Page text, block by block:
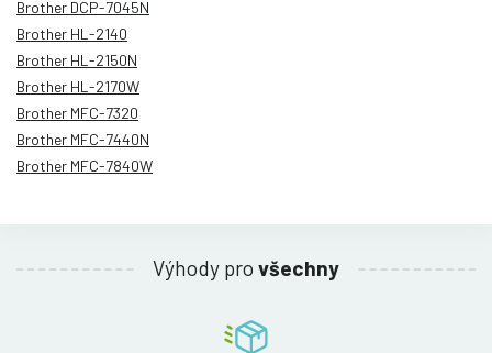
Brother DCP-7045N
Brother HL-2140
Brother HL-2150N
Brother HL-2170W
Brother MFC-7320
Brother MFC-7440N
Brother MFC-7840W
Výhody pro všechny